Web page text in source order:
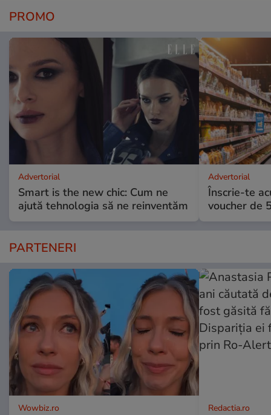
PROMO
Advertorial
Smart is the new chic: Cum ne
ajută tehnologia să ne reinventăm
Advertorial
Înscrie-te
voucher de
PARTENERI
Wowbiz.ro Redactia.ro